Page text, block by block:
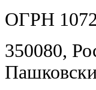
ОГРН
350080,